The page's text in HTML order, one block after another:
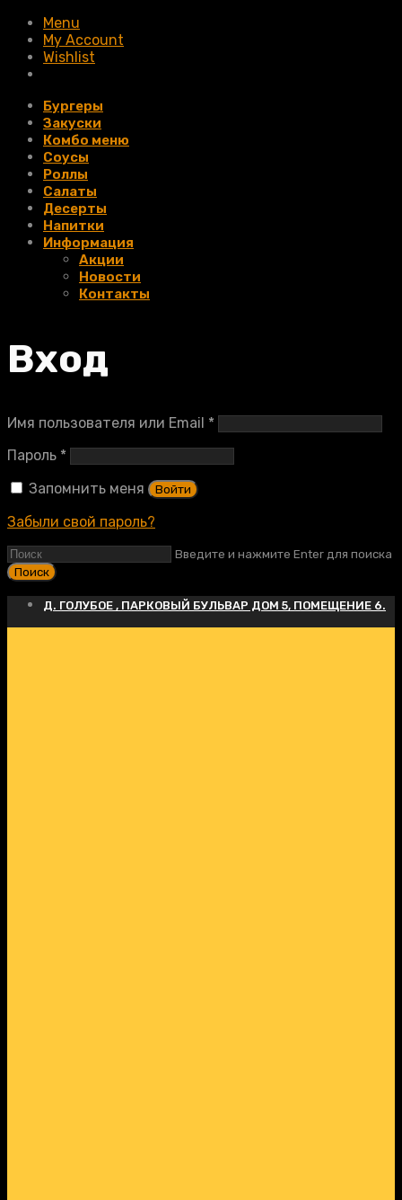
Menu
My Account
Wishlist
Бургеры
Закуски
Комбо меню
Соусы
Роллы
Салаты
Десерты
Напитки
Информация
Акции
Новости
Контакты
Вход
Имя пользователя или Email *Обязательно
Пароль *Обязательно
Запомнить меня
Войти
Забыли свой пароль?
Введите и нажмите Enter для поиска
Д. ГОЛУБОЕ , ПАРКОВЫЙ БУЛЬВАР ДОМ 5, ПОМЕЩЕНИЕ 6.